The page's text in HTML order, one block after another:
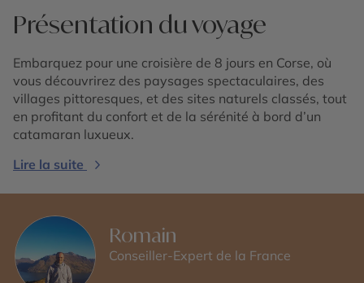
Présentation du voyage
Embarquez pour une croisière de 8 jours en Corse, où
vous découvrirez des paysages spectaculaires, des
villages pittoresques, et des sites naturels classés, tout
en profitant du confort et de la sérénité à bord d’un
catamaran luxueux.
Lire la suite
Romain
Conseiller-Expert de la France